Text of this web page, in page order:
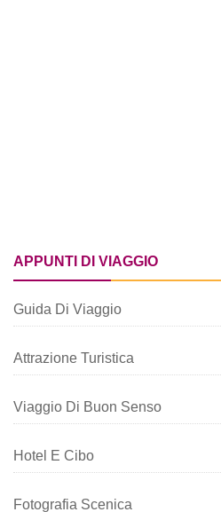
APPUNTI DI VIAGGIO
Guida Di Viaggio
Attrazione Turistica
Viaggio Di Buon Senso
Hotel E Cibo
Fotografia Scenica